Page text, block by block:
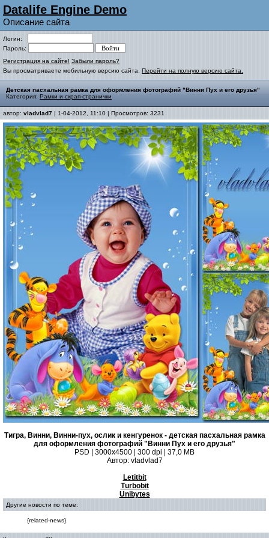
Datalife Engine Demo
Описание сайта
Логин:
Пароль:
Регистрация на сайте! Забыли пароль?
Вы просматриваете мобильную версию сайта. Перейти на полную версию сайта.
Детская пасхальная рамка для оформления фотографий "Винни Пух и его друзья"
Категория: Рамки и скрап-странички
автор: vladvlad7 | 1-04-2012, 11:10 | Просмотров: 3231
Тигра, Винни, Винни-пух, ослик и кенгуренок - детская пасхальная рамка
для оформления фотографий "Винни Пух и его друзья"
PSD | 3000х4500 | 300 dpi | 37,0 MB
Автор: vladvlad7
Letitbit
Тurbobit
Unibytes
Другие новости по теме:
{related-news}